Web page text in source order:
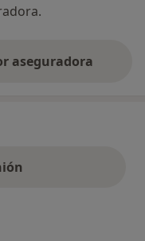
aseguradora